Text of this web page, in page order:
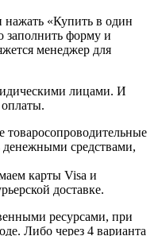
нажать «Купить в один
заполнить форму и
менеджер для
лицами. И
оплаты.
денежными средствами,
карты Visa и
доставке.
ресурсами, при
Либо через 4 варианта